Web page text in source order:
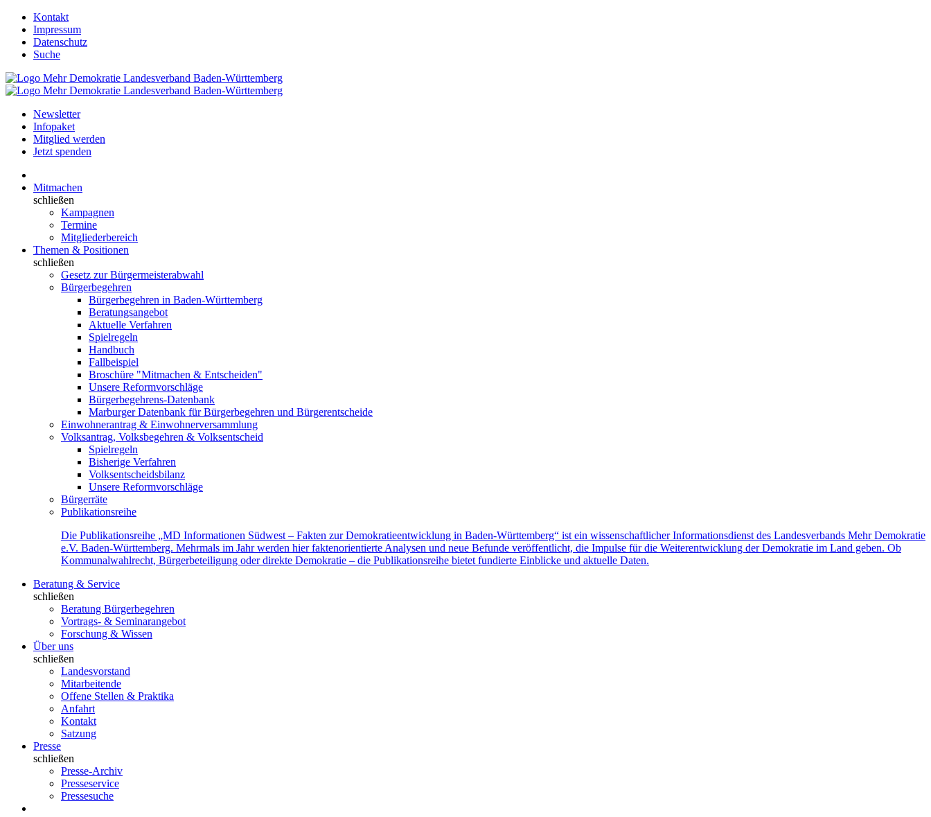
Kontakt
Impressum
Datenschutz
Suche
Newsletter
Infopaket
Mitglied werden
Jetzt spenden
Mitmachen
schließen
Kampagnen
Termine
Mitgliederbereich
Themen & Positionen
schließen
Gesetz zur Bürgermeisterabwahl
Bürgerbegehren
Bürgerbegehren in Baden-Württemberg
Beratungsangebot
Aktuelle Verfahren
Spielregeln
Handbuch
Fallbeispiel
Broschüre "Mitmachen & Entscheiden"
Unsere Reformvorschläge
Bürgerbegehrens-Datenbank
Marburger Datenbank für Bürgerbegehren und Bürgerentscheide
Einwohnerantrag & Einwohnerversammlung
Volksantrag, Volksbegehren & Volksentscheid
Spielregeln
Bisherige Verfahren
Volksentscheidsbilanz
Unsere Reformvorschläge
Bürgerräte
Publikationsreihe
Die Publikationsreihe „MD Informationen Südwest – Fakten zur Demokratieentwicklung in Baden-Württemberg“ ist ein wissenschaftlicher Informationsdienst des Landesverbands Mehr Demokratie
e.V. Baden-Württemberg. Mehrmals im Jahr werden hier faktenorientierte Analysen und neue Befunde veröffentlicht, die Impulse für die Weiterentwicklung der Demokratie im Land geben. Ob
Kommunalwahlrecht, Bürgerbeteiligung oder direkte Demokratie – die Publikationsreihe bietet fundierte Einblicke und aktuelle Daten.
Beratung & Service
schließen
Beratung Bürgerbegehren
Vortrags- & Seminarangebot
Forschung & Wissen
Über uns
schließen
Landesvorstand
Mitarbeitende
Offene Stellen & Praktika
Anfahrt
Kontakt
Satzung
Presse
schließen
Presse-Archiv
Presseservice
Pressesuche